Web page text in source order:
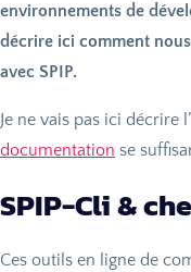
environnements de
décrire ici comment
avec SPIP.
Je ne vais pas ici décrire
documentation se
SPIP-Cli &
Ces outils en ligne de